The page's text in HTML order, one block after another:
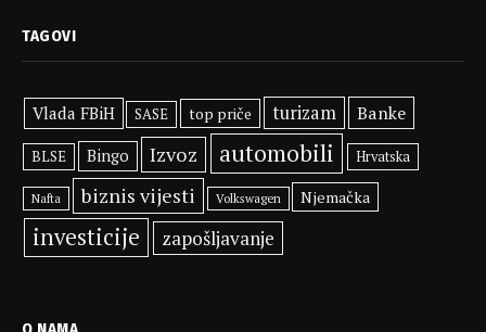
TAGOVI
Vlada FBiH SASE top priče turizam Banke
BLSE Bingo Izvoz automobili Hrvatska
Nafta biznis vijesti Volkswagen Njemačka
investicije zapošljavanje